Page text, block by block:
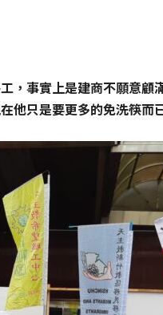
，事實上是建商不願意顧
他只是要更多的免洗筷而